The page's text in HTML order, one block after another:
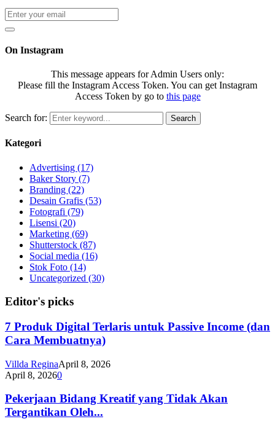
On Instagram
This message appears for Admin Users only:
Please fill the Instagram Access Token. You can get Instagram
Access Token by go to this page
Search for: Search
Kategori
Advertising (17)
Baker Story (7)
Branding (22)
Desain Grafis (53)
Fotografi (79)
Lisensi (20)
Marketing (69)
Shutterstock (87)
Social media (16)
Stok Foto (14)
Uncategorized (30)
Editor's picks
7 Produk Digital Terlaris untuk Passive Income (dan
Cara Membuatnya)
Villda ReginaApril 8, 2026
April 8, 20260
Pekerjaan Bidang Kreatif yang Tidak Akan
Tergantikan Oleh...